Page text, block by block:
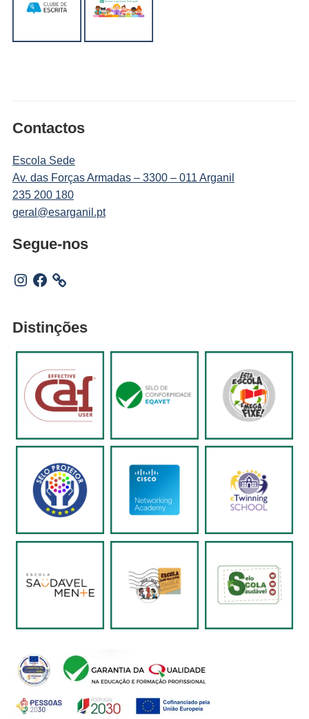
Contactos
Escola Sede
Av. das Forças Armadas – 3300 – 011 Arganil
235 200 180
geral@esarganil.pt
Segue-nos
Instagram
Facebook
Distinções